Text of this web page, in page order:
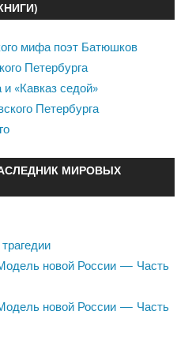
мифа поэт Батюшков
Петербурга
«Кавказ седой»
Петербурга
МИРОВЫХ
новой России — Часть
новой России — Часть